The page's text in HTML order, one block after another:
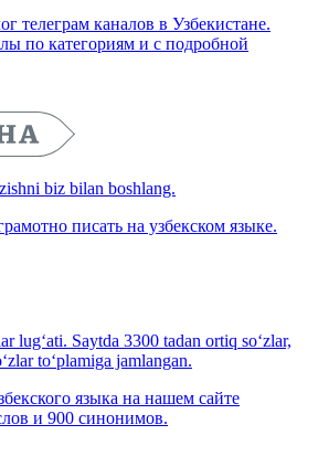
телеграм каналов в Узбекистане.
по категориям и с подробной
biz bilan boshlang.
писать на узбекском языке.
lug‘ati. Saytda 3300 tadan ortiq so‘zlar,
to‘plamiga jamlangan.
языка на нашем сайте
и 900 синонимов.